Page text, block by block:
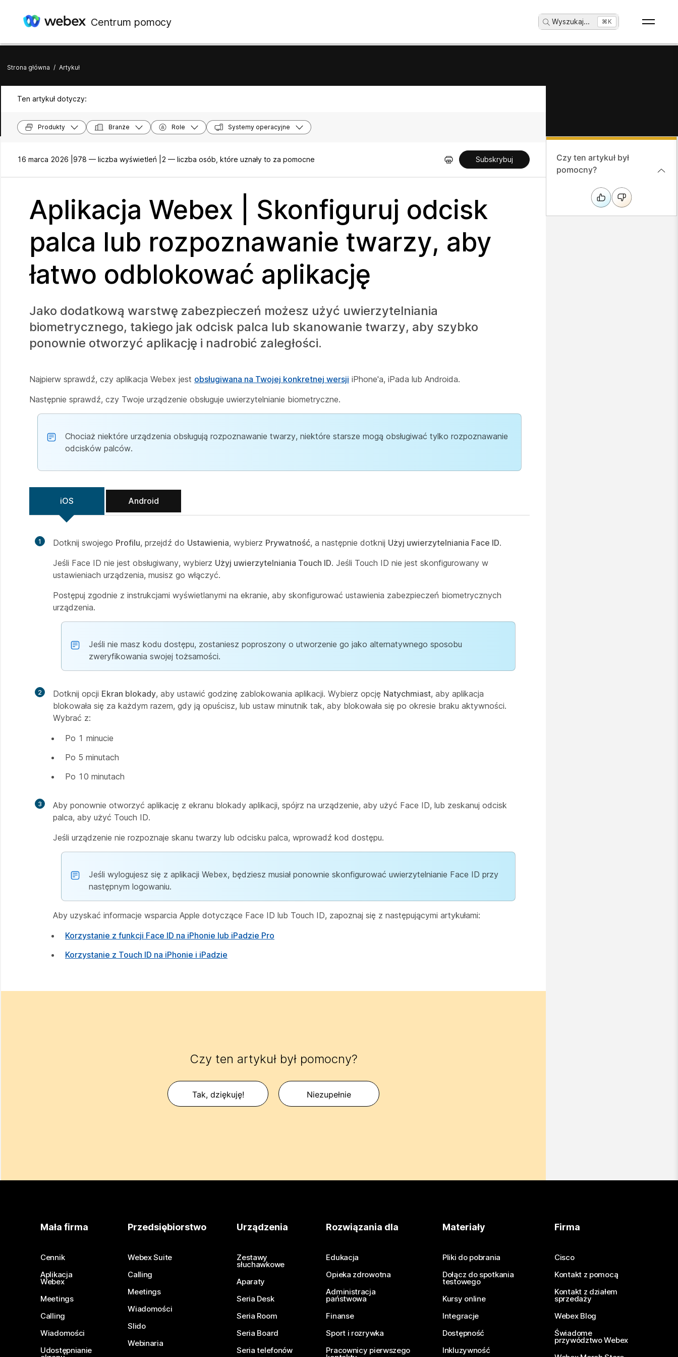
Centrum pomocy Wyszukaj... ⌘K
Strona główna / Artykuł
Ten artykuł dotyczy:
Produkty Branże Role Systemy operacyjne
16 marca 2026 | 978 — liczba wyświetleń | 2 — liczba osób, które uznały to za pomocne Subskrybuj
Aplikacja Webex | Skonfiguruj odcisk
palca lub rozpoznawanie twarzy, aby
łatwo odblokować aplikację
Jako dodatkową warstwę zabezpieczeń możesz użyć uwierzytelniania
biometrycznego, takiego jak odcisk palca lub skanowanie twarzy, aby szybko
ponownie otworzyć aplikację i nadrobić zaległości.
Najpierw sprawdź, czy aplikacja Webex jest obsługiwana na Twojej konkretnej wersji iPhone'a, iPada lub Androida.
Następnie sprawdź, czy Twoje urządzenie obsługuje uwierzytelnianie biometryczne.
Chociaż niektóre urządzenia obsługują rozpoznawanie twarzy, niektóre starsze mogą obsługiwać tylko rozpoznawanie
odcisków palców.
iOS Android
1 Dotknij swojego Profilu, przejdź do Ustawienia, wybierz Prywatność, a następnie dotknij Użyj uwierzytelniania Face ID.
Jeśli Face ID nie jest obsługiwany, wybierz Użyj uwierzytelniania Touch ID. Jeśli Touch ID nie jest skonfigurowany w
ustawieniach urządzenia, musisz go włączyć.
Postępuj zgodnie z instrukcjami wyświetlanymi na ekranie, aby skonfigurować ustawienia zabezpieczeń biometrycznych
urządzenia.
Jeśli nie masz kodu dostępu, zostaniesz poproszony o utworzenie go jako alternatywnego sposobu
zweryfikowania swojej tożsamości.
2 Dotknij opcji Ekran blokady, aby ustawić godzinę zablokowania aplikacji. Wybierz opcję Natychmiast, aby aplikacja
blokowała się za każdym razem, gdy ją opuścisz, lub ustaw minutnik tak, aby blokowała się po okresie braku aktywności.
Wybrać z:
Po 1 minucie
Po 5 minutach
Po 10 minutach
3
Aby ponownie otworzyć aplikację z ekranu blokady aplikacji, spójrz na urządzenie, aby użyć Face ID, lub zeskanuj odcisk
palca, aby użyć Touch ID.
Jeśli urządzenie nie rozpoznaje skanu twarzy lub odcisku palca, wprowadź kod dostępu.
Jeśli wylogujesz się z aplikacji Webex, będziesz musiał ponownie skonfigurować uwierzytelnianie Face ID przy
następnym logowaniu.
Aby uzyskać informacje wsparcia Apple dotyczące Face ID lub Touch ID, zapoznaj się z następującymi artykułami:
Korzystanie z funkcji Face ID na iPhonie lub iPadzie Pro
Korzystanie z Touch ID na iPhonie i iPadzie
Czy ten artykuł był pomocny?
Tak, dziękuję! Niezupełnie
Czy ten artykuł był
pomocny?
Mała firma
Cennik
Aplikacja
Webex
Meetings
Calling
Wiadomości
Udostępnianie
Przedsiębiorstwo
Webex Suite
Calling
Meetings
Wiadomości
Slido
Webinaria
Urządzenia
Zestawy
słuchawkowe
Aparaty
Seria Desk
Seria Room
Seria Board
Seria telefonów
Rozwiązania dla
Edukacja
Opieka zdrowotna
Administracja
państwowa
Finanse
Sport i rozrywka
Pracownicy pierwszego
Materiały
Pliki do pobrania
Dołącz do spotkania
testowego
Kursy online
Integracje
Dostępność
Inkluzywność
Firma
Cisco
Kontakt z pomocą
Kontakt z działem
sprzedaży
Webex Blog
Świadome
przywództwo Webex